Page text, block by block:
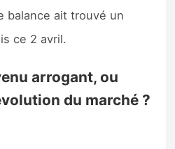
balance ait trouvé un
ce 2 avril.
arrogant, ou
du marché ?